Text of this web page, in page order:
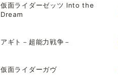
仮面ライダーゼッツ Into the
Dream
アギト－超能力戦争－
仮面ライダーガヴ